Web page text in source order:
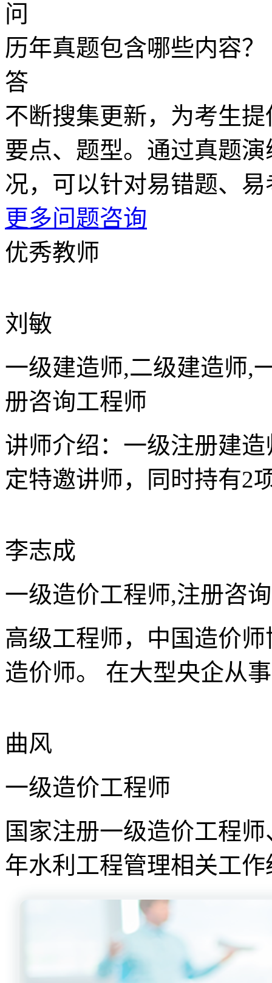
问
历年真题包含哪些内容？
答
不断搜集更新，为考生
要点、题型。通过真题
况，可以针对易错题、
更多问题咨询
优秀教师
刘敏
一级建造师,二级建造师,
册咨询工程师
讲师介绍：一级注册建
定特邀讲师，同时持有2
李志成
一级造价工程师,注册咨
高级工程师，中国造价
造价师。 在大型央企从
曲风
一级造价工程师
国家注册一级造价工程
年水利工程管理相关工